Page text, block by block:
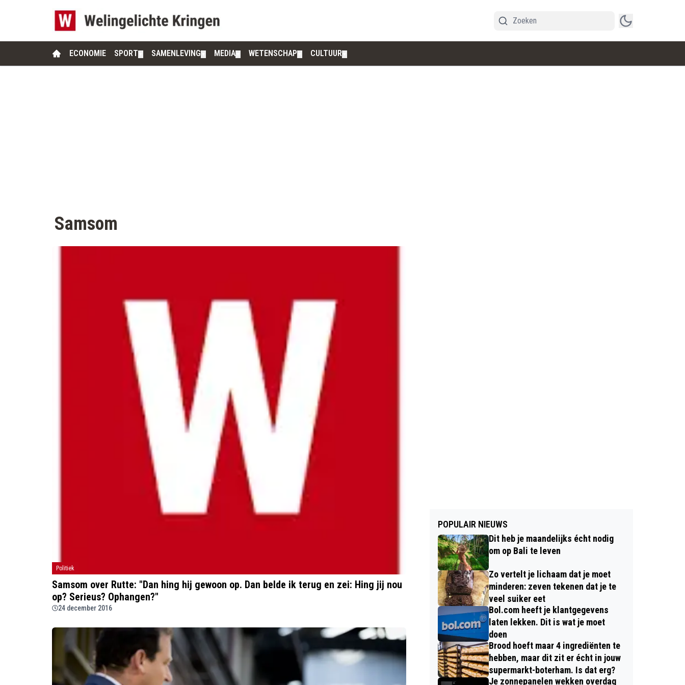
ECONOMIE SPORT SAMENLEVING MEDIA WETENSCHAP CULTUUR
Samsom
Politiek
Samsom over Rutte: "Dan hing hij gewoon op. Dan belde ik terug en zei: Hing jij nou
op? Serieus? Ophangen?"
24 december 2016
POPULAIR NIEUWS
Dit heb je maandelijks écht nodig
om op Bali te leven
Zo vertelt je lichaam dat je moet
minderen: zeven tekenen dat je te
veel suiker eet
Bol.com heeft je klantgegevens
laten lekken. Dit is wat je moet
doen
Brood hoeft maar 4 ingrediënten te
hebben, maar dit zit er écht in jouw
supermarkt-boterham. Is dat erg?
Je zonnepanelen wekken overdag